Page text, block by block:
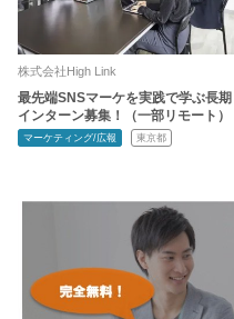
株式会社High Link
最先端SNSマーケを実践で学ぶ長期
インターン募集！（一部リモート）
マーケティング/広報 東京都